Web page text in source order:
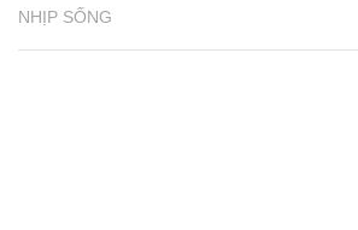
NHỊP SỐNG